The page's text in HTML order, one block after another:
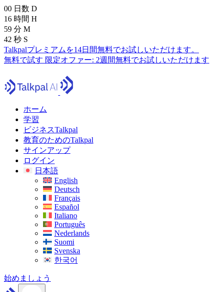
00 日数 D
16 時間 H
59 分 M
40 秒 S
Talkpalプレミアムを14日間無料でお試しいただけます。
無料で試す 限定オファー: 2週間無料でお試しいただけます
ホーム
学習
ビジネスTalkpal
教育のためのTalkpal
サインアップ
ログイン
日本語
English
Deutsch
Français
Español
Italiano
Português
Nederlands
Suomi
Svenska
한국어
始めましょう